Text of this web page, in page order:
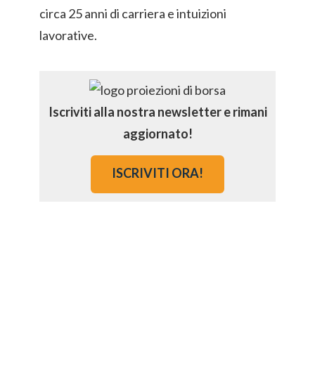
circa 25 anni di carriera e intuizioni
lavorative.
Iscriviti alla nostra newsletter e rimani
aggiornato!
ISCRIVITI ORA!